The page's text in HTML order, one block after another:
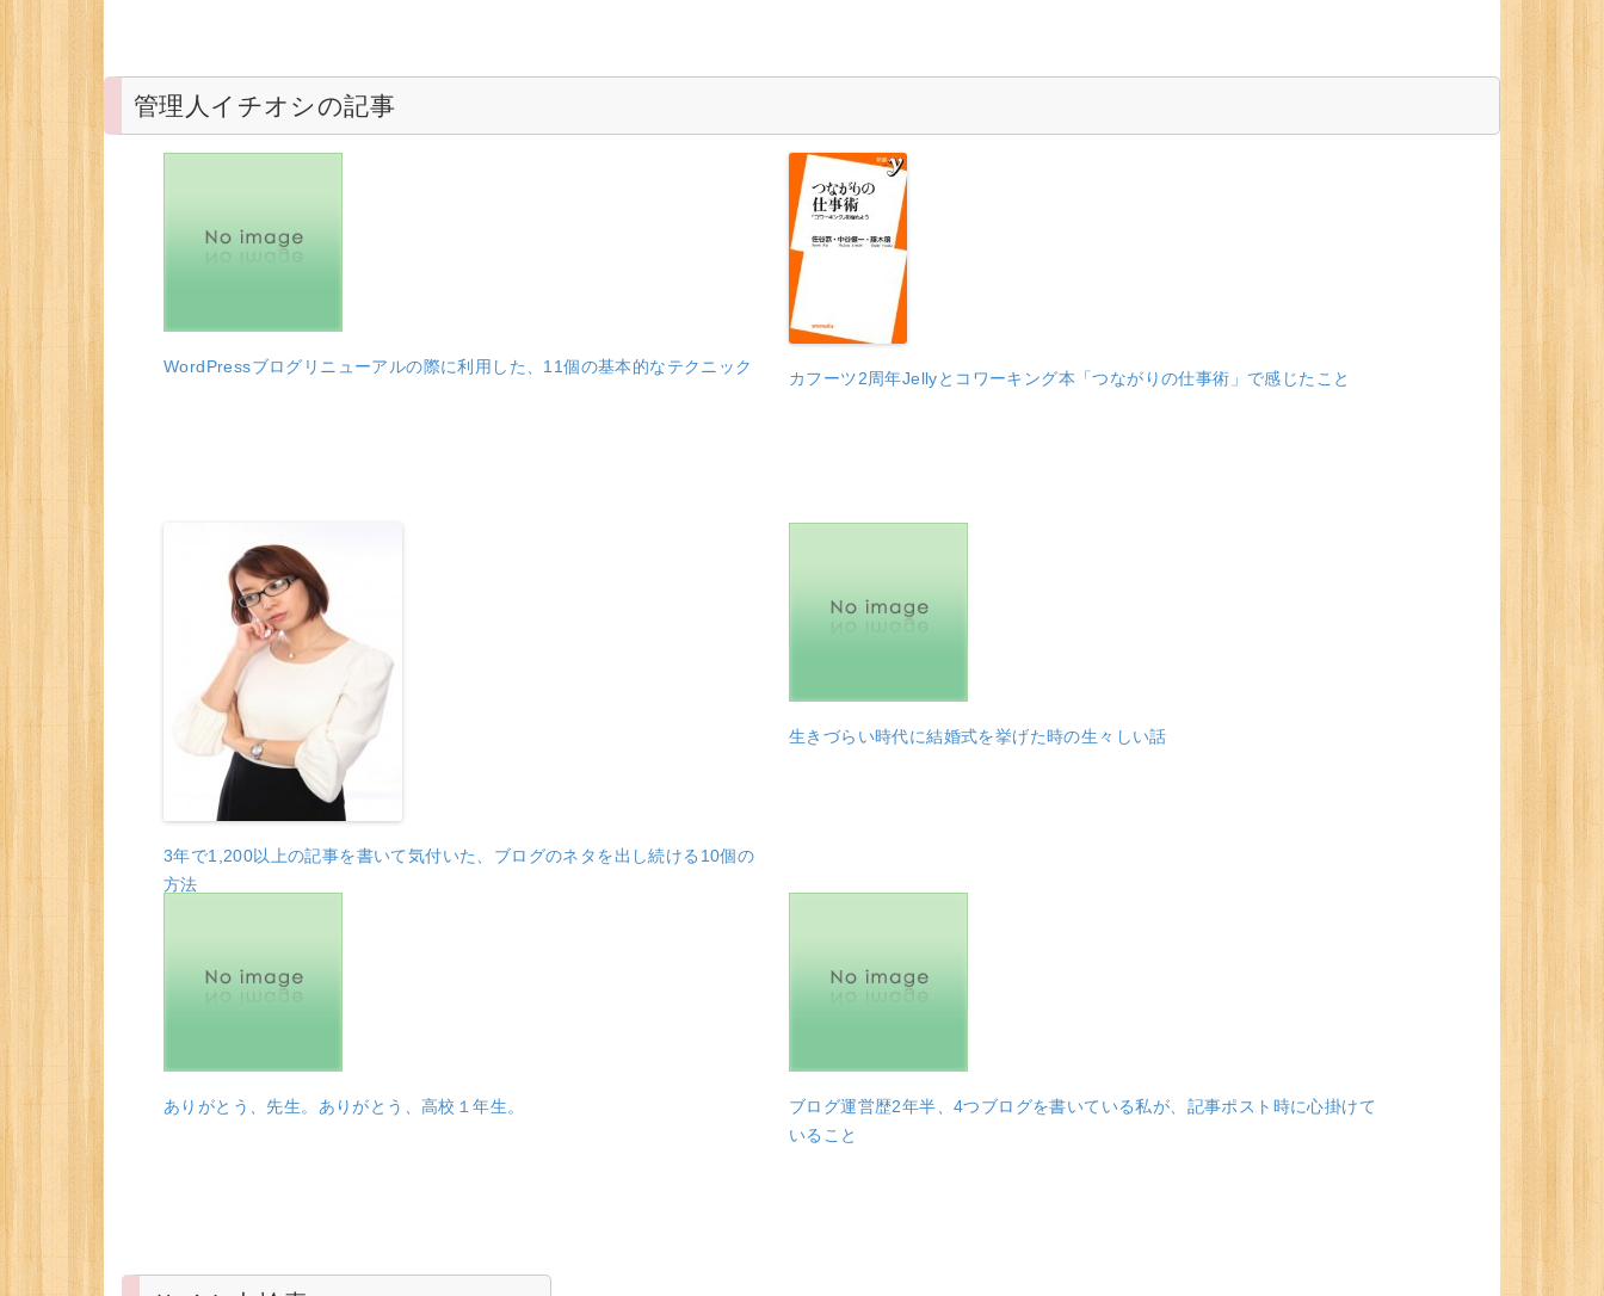
管理人イチオシの記事
WordPressブログリニューアルの際に利用した、11個の基本的なテクニック
カフーツ2周年Jellyとコワーキング本「つながりの仕事術」で感じたこと
3年で1,200以上の記事を書いて気付いた、ブログのネタを出し続ける10個の
方法
生きづらい時代に結婚式を挙げた時の生々しい話
ありがとう、先生。ありがとう、高校１年生。
ブログ運営歴2年半、4つブログを書いている私が、記事ポスト時に心掛けて
いること